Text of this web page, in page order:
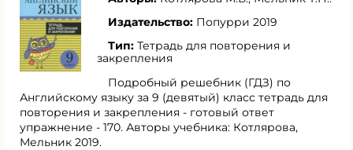
Издательство: Попурри 2019
Тип: Тетрадь для повторения и
закрепления
Подробный решебник (ГДЗ) по
Английскому языку за 9 (девятый) класс тетрадь для
повторения и закрепления - готовый ответ
упражнение - 170. Авторы учебника: Котлярова,
Мельник 2019.